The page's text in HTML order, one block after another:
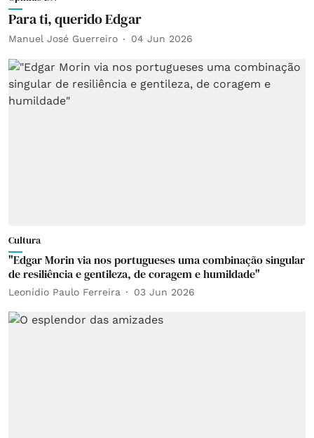
Para ti, querido Edgar
Manuel José Guerreiro 04 Jun 2026
Cultura
"Edgar Morin via nos portugueses uma combinação singular
de resiliência e gentileza, de coragem e humildade"
Leonídio Paulo Ferreira 03 Jun 2026